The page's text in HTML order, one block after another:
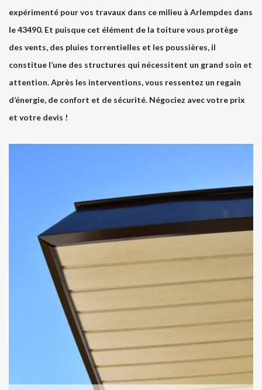
expérimenté pour vos travaux dans ce milieu à Arlempdes dans
le 43490. Et puisque cet élément de la toiture vous protège
des vents, des pluies torrentielles et les poussières, il
constitue l’une des structures qui nécessitent un grand soin et
attention. Après les interventions, vous ressentez un regain
d’énergie, de confort et de sécurité. Négociez avec votre prix
et votre devis !